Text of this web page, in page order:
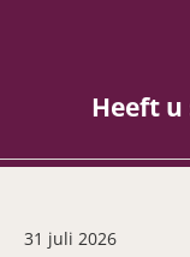
Heeft u
31 juli 2026